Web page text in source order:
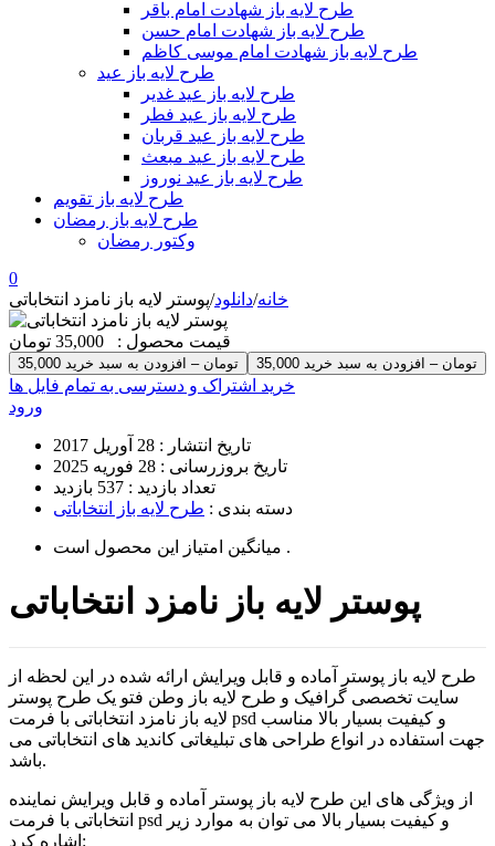
طرح لایه باز شهادت امام باقر
طرح لایه باز شهادت امام حسن
طرح لایه باز شهادت امام موسی کاظم
طرح لایه باز عید
طرح لایه باز عید غدیر
طرح لایه باز عید فطر
طرح لایه باز عید قربان
طرح لایه باز عید مبعث
طرح لایه باز عید نوروز
طرح لایه باز تقویم
طرح لایه باز رمضان
وکتور رمضان
0
خانه/دانلود/پوستر لایه باز نامزد انتخاباتی
قیمت محصول : 35,000 تومان
35,000 تومان – افزودن به سبد خرید
خرید اشتراک و دسترسی به تمام فایل ها
ورود
تاریخ انتشار : 28 آوریل 2017
تاریخ بروزرسانی : 28 فوریه 2025
تعداد بازدید : 537 بازدید
دسته بندی : طرح لایه باز انتخاباتی
میانگین امتیاز این محصول است .
پوستر لایه باز نامزد انتخاباتی
طرح لایه باز پوستر آماده و قابل ویرایش ارائه شده در این لحظه از
سایت تخصصی گرافیک و طرح لایه باز وطن فتو یک طرح پوستر
لایه باز نامزد انتخاباتی با فرمت psd و کیفیت بسیار بالا مناسب
جهت استفاده در انواع طراحی های تبلیغاتی کاندید های انتخاباتی می
باشد.
از ویژگی های این طرح لایه باز پوستر آماده و قابل ویرایش نماینده
انتخاباتی با فرمت psd و کیفیت بسیار بالا می توان به موارد زیر
اشاره کرد: